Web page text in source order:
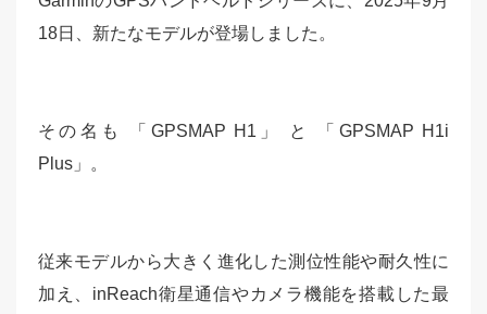
18日、新たなモデルが登場しました。
その名も 「GPSMAP H1」 と 「GPSMAP H1i
Plus」。
従来モデルから大きく進化した測位性能や耐久性に
加え、inReach衛星通信やカメラ機能を搭載した最